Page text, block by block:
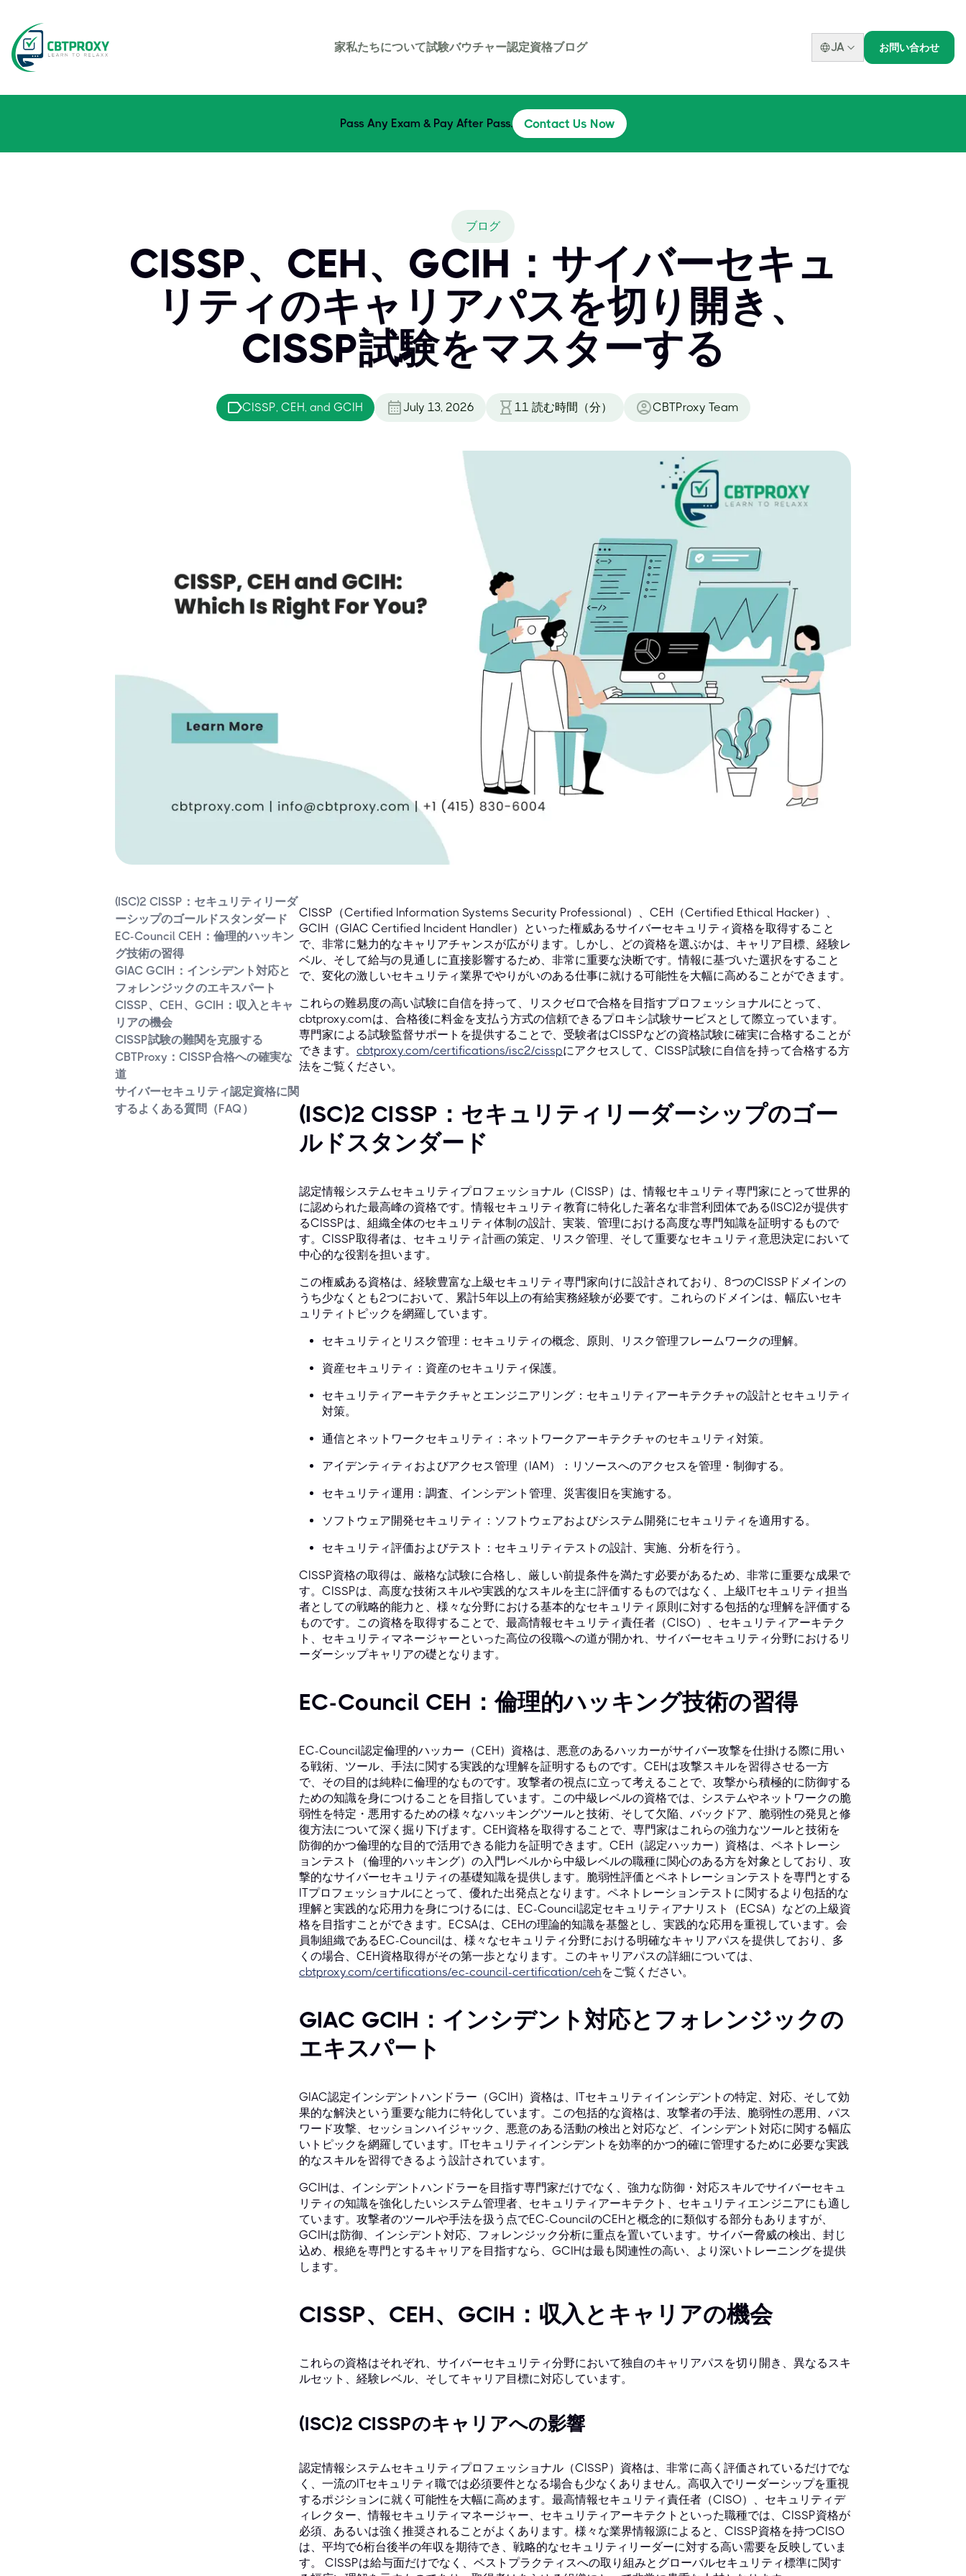
家私たちについて試験バウチャー認定資格ブログ JA お問い合わせ
Pass Any Exam & Pay After Pass. Contact Us Now
ブログ
CISSP、CEH、GCIH：サイバーセキュ
リティのキャリアパスを切り開き、
CISSP試験をマスターする
CISSP, CEH, and GCIH July 13, 2026 11 読む時間（分） CBTProxy Team
(ISC)² CISSP：セキュリティリーダ
ーシップのゴールドスタンダード
EC-Council CEH：倫理的ハッキン
グ技術の習得
GIAC GCIH：インシデント対応と
フォレンジックのエキスパート
CISSP、CEH、GCIH：収入とキャ
リアの機会
CISSP試験の難関を克服する
CBTProxy：CISSP合格への確実な
道
サイバーセキュリティ認定資格に関
するよくある質問（FAQ）
CISSP（Certified Information Systems Security Professional）、CEH（Certified Ethical Hacker）、
GCIH（GIAC Certified Incident Handler）といった権威あるサイバーセキュリティ資格を取得すること
で、非常に魅力的なキャリアチャンスが広がります。しかし、どの資格を選ぶかは、キャリア目標、経験レ
ベル、そして給与の見通しに直接影響するため、非常に重要な決断です。情報に基づいた選択をすること
で、変化の激しいセキュリティ業界でやりがいのある仕事に就ける可能性を大幅に高めることができます。
これらの難易度の高い試験に自信を持って、リスクゼロで合格を目指すプロフェッショナルにとって、
cbtproxy.comは、合格後に料金を支払う方式の信頼できるプロキシ試験サービスとして際立っています。
専門家による試験監督サポートを提供することで、受験者はCISSPなどの資格試験に確実に合格することが
できます。 cbtproxy.com/certifications/isc2/cisspにアクセスして、CISSP試験に自信を持って合格する方
法をご覧ください。
(ISC)² CISSP：セキュリティリーダーシップのゴー
ルドスタンダード
認定情報システムセキュリティプロフェッショナル（CISSP）は、情報セキュリティ専門家にとって世界的
に認められた最高峰の資格です。情報セキュリティ教育に特化した著名な非営利団体である(ISC)²が提供す
るCISSPは、組織全体のセキュリティ体制の設計、実装、管理における高度な専門知識を証明するもので
す。CISSP取得者は、セキュリティ計画の策定、リスク管理、そして重要なセキュリティ意思決定において
中心的な役割を担います。
この権威ある資格は、経験豊富な上級セキュリティ専門家向けに設計されており、8つのCISSPドメインの
うち少なくとも2つにおいて、累計5年以上の有給実務経験が必要です。これらのドメインは、幅広いセキ
ュリティトピックを網羅しています。
セキュリティとリスク管理：セキュリティの概念、原則、リスク管理フレームワークの理解。
資産セキュリティ：資産のセキュリティ保護。
セキュリティアーキテクチャとエンジニアリング：セキュリティアーキテクチャの設計とセキュリティ
対策。
通信とネットワークセキュリティ：ネットワークアーキテクチャのセキュリティ対策。
アイデンティティおよびアクセス管理（IAM）：リソースへのアクセスを管理・制御する。
セキュリティ運用：調査、インシデント管理、災害復旧を実施する。
ソフトウェア開発セキュリティ：ソフトウェアおよびシステム開発にセキュリティを適用する。
セキュリティ評価およびテスト：セキュリティテストの設計、実施、分析を行う。
CISSP資格の取得は、厳格な試験に合格し、厳しい前提条件を満たす必要があるため、非常に重要な成果で
す。CISSPは、高度な技術スキルや実践的なスキルを主に評価するものではなく、上級ITセキュリティ担当
者としての戦略的能力と、様々な分野における基本的なセキュリティ原則に対する包括的な理解を評価する
ものです。この資格を取得することで、最高情報セキュリティ責任者（CISO）、セキュリティアーキテク
ト、セキュリティマネージャーといった高位の役職への道が開かれ、サイバーセキュリティ分野におけるリ
ーダーシップキャリアの礎となります。
EC-Council CEH：倫理的ハッキング技術の習得
EC-Council認定倫理的ハッカー（CEH）資格は、悪意のあるハッカーがサイバー攻撃を仕掛ける際に用い
る戦術、ツール、手法に関する実践的な理解を証明するものです。CEHは攻撃スキルを習得させる一方
で、その目的は純粋に倫理的なものです。攻撃者の視点に立って考えることで、攻撃から積極的に防御する
ための知識を身につけることを目指しています。この中級レベルの資格では、システムやネットワークの脆
弱性を特定・悪用するための様々なハッキングツールと技術、そして欠陥、バックドア、脆弱性の発見と修
復方法について深く掘り下げます。CEH資格を取得することで、専門家はこれらの強力なツールと技術を
防御的かつ倫理的な目的で活用できる能力を証明できます。CEH（認定ハッカー）資格は、ペネトレーシ
ョンテスト（倫理的ハッキング）の入門レベルから中級レベルの職種に関心のある方を対象としており、攻
撃的なサイバーセキュリティの基礎知識を提供します。脆弱性評価とペネトレーションテストを専門とする
ITプロフェッショナルにとって、優れた出発点となります。ペネトレーションテストに関するより包括的な
理解と実践的な応用力を身につけるには、EC-Council認定セキュリティアナリスト（ECSA）などの上級資
格を目指すことができます。ECSAは、CEHの理論的知識を基盤とし、実践的な応用を重視しています。会
員制組織であるEC-Councilは、様々なセキュリティ分野における明確なキャリアパスを提供しており、多
くの場合、CEH資格取得がその第一歩となります。このキャリアパスの詳細については、
cbtproxy.com/certifications/ec-council-certification/cehをご覧ください。
GIAC GCIH：インシデント対応とフォレンジックの
エキスパート
GIAC認定インシデントハンドラー（GCIH）資格は、ITセキュリティインシデントの特定、対応、そして効
果的な解決という重要な能力に特化しています。この包括的な資格は、攻撃者の手法、脆弱性の悪用、パス
ワード攻撃、セッションハイジャック、悪意のある活動の検出と対応など、インシデント対応に関する幅広
いトピックを網羅しています。ITセキュリティインシデントを効率的かつ的確に管理するために必要な実践
的なスキルを習得できるよう設計されています。
GCIHは、インシデントハンドラーを目指す専門家だけでなく、強力な防御・対応スキルでサイバーセキュ
リティの知識を強化したいシステム管理者、セキュリティアーキテクト、セキュリティエンジニアにも適し
ています。攻撃者のツールや手法を扱う点でEC-CouncilのCEHと概念的に類似する部分もありますが、
GCIHは防御、インシデント対応、フォレンジック分析に重点を置いています。サイバー脅威の検出、封じ
込め、根絶を専門とするキャリアを目指すなら、GCIHは最も関連性の高い、より深いトレーニングを提供
します。
CISSP、CEH、GCIH：収入とキャリアの機会
これらの資格はそれぞれ、サイバーセキュリティ分野において独自のキャリアパスを切り開き、異なるスキ
ルセット、経験レベル、そしてキャリア目標に対応しています。
(ISC)² CISSPのキャリアへの影響
認定情報システムセキュリティプロフェッショナル（CISSP）資格は、非常に高く評価されているだけでな
く、一流のITセキュリティ職では必須要件となる場合も少なくありません。高収入でリーダーシップを重視
するポジションに就く可能性を大幅に高めます。最高情報セキュリティ責任者（CISO）、セキュリティデ
ィレクター、情報セキュリティマネージャー、セキュリティアーキテクトといった職種では、CISSP資格が
必須、あるいは強く推奨されることがよくあります。様々な業界情報源によると、CISSP資格を持つCISO
は、平均で6桁台後半の年収を期待でき、戦略的なセキュリティリーダーに対する高い需要を反映していま
す。 CISSPは給与面だけでなく、ベストプラクティスへの取り組みとグローバルセキュリティ標準に関す